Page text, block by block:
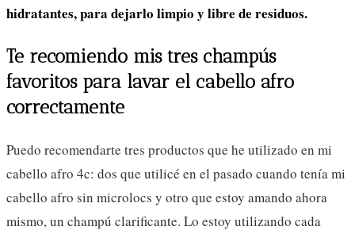
hidratantes, para dejarlo limpio y libre de residuos.
Te recomiendo mis tres champús
favoritospara lavar el cabello afro
correctamente
Puedo recomendarte tres productos que he utilizado en mi
cabello afro 4c: dos que utilicé en el pasado cuando tenía mi
cabello afro sin microlocs y otro que estoy amando ahora
mismo, un champú clarificante. Lo estoy utilizando cada